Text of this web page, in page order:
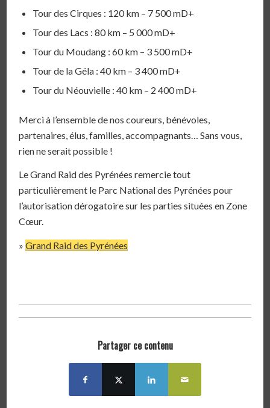
Tour des Cirques : 120 km – 7 500 mD+
Tour des Lacs : 80 km – 5 000 mD+
Tour du Moudang : 60 km – 3 500 mD+
Tour de la Géla : 40 km – 3 400 mD+
Tour du Néouvielle : 40 km – 2 400 mD+
Merci à l’ensemble de nos coureurs, bénévoles,
partenaires, élus, familles, accompagnants… Sans vous,
rien ne serait possible !
Le Grand Raid des Pyrénées remercie tout
particulièrement le Parc National des Pyrénées pour
l’autorisation dérogatoire sur les parties situées en Zone
Cœur.
»Grand Raid des Pyrénées
Partager ce contenu